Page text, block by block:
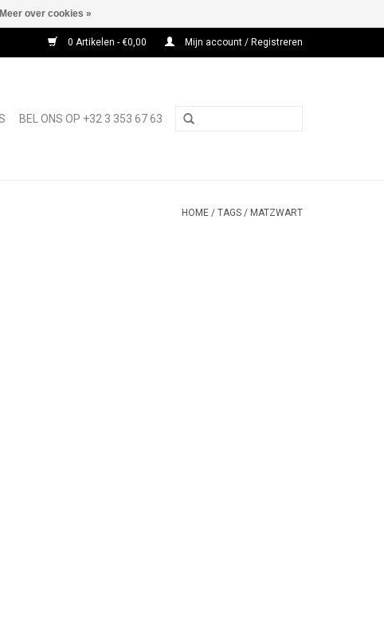
0 Artikelen - €0,00 Mijn account / Registreren
BEL ONS OP +32 3 353 67 63
HOME / TAGS / MATZWART
Meer over cookies »